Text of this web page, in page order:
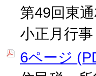
第49回東
小正月行
6ページ